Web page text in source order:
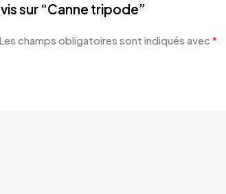
sur “Canne tripode”
Les champs obligatoires sont indiqués avec *